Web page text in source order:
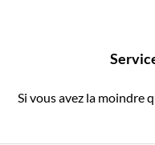
Si vous avez la moindre